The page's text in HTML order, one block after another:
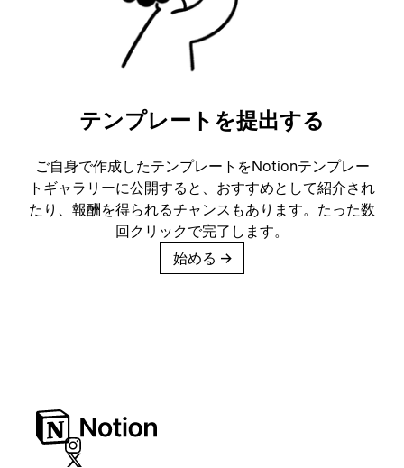
テンプレートを提出する
ご自身で作成したテンプレートをNotionテンプレー
トギャラリーに公開すると、おすすめとして紹介され
たり、報酬を得られるチャンスもあります。たった数
回クリックで完了します。
始める →